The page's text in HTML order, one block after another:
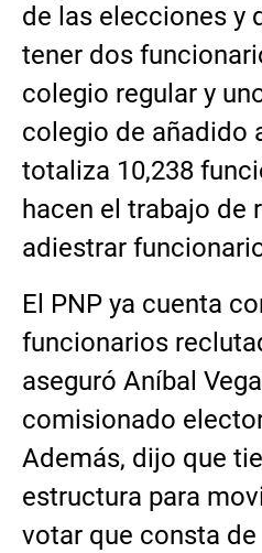
de las elecciones y
tener dos
colegio regular y
colegio de añadido
totaliza 10,238
hacen el trabajo de
adiestrar
El PNP ya cuenta
funcionarios
aseguró Aníbal
comisionado
Además, dijo que
estructura para
votar que consta